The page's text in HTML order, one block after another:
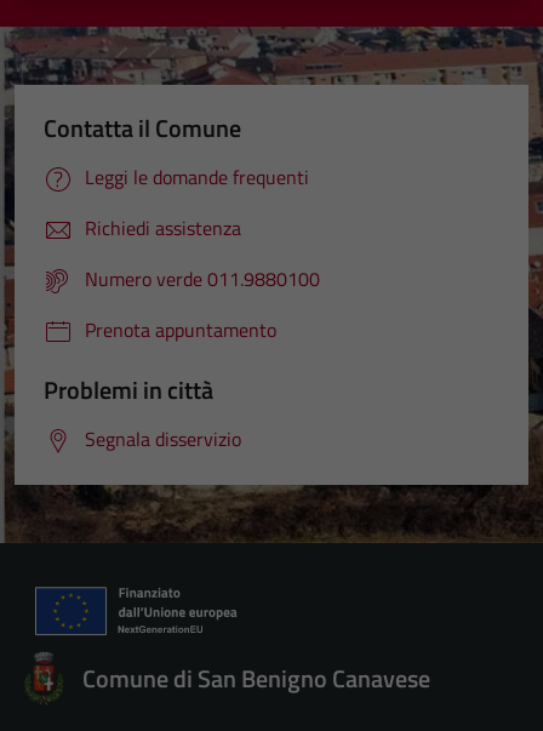
Contatta il Comune
Leggi le domande frequenti
Richiedi assistenza
Numero verde 011.9880100
Prenota appuntamento
Problemi in città
Segnala disservizio
Comune di San Benigno Canavese